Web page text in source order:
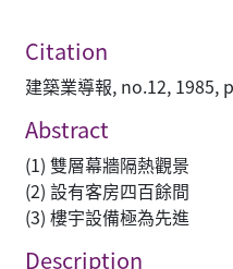
Citation
建築業導報, no.12, 1985,
Abstract
(1) 雙層幕牆隔熱觀景
(2) 設有客房四百餘間
(3) 樓宇設備極為先進
Description